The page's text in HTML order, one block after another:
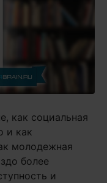
как социальная
и как
молодежная
более
и